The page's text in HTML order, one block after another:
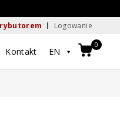
Logowanie
Kontakt EN
0